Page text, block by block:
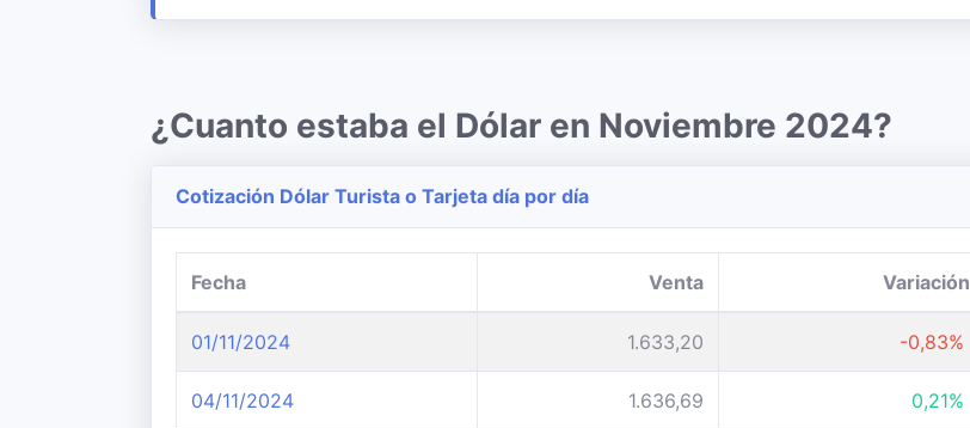
¿Cuanto estaba el Dólar en Noviembre 2024?
Cotización Dólar Turista o Tarjeta día por día
Fecha Venta Variación
01/11/2024 1.633,20 -0,83%
04/11/2024 1.636,69 0,21%